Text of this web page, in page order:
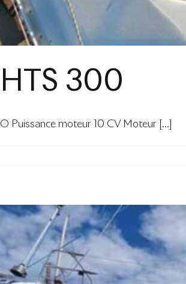
300
Puissance moteur 10 CV Moteur [...]